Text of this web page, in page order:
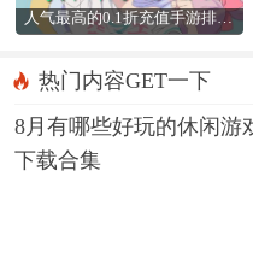
人气最高的0.1折充值手游排行榜
热门内容GET一下
8月有哪些好玩的休闲游
下载合集